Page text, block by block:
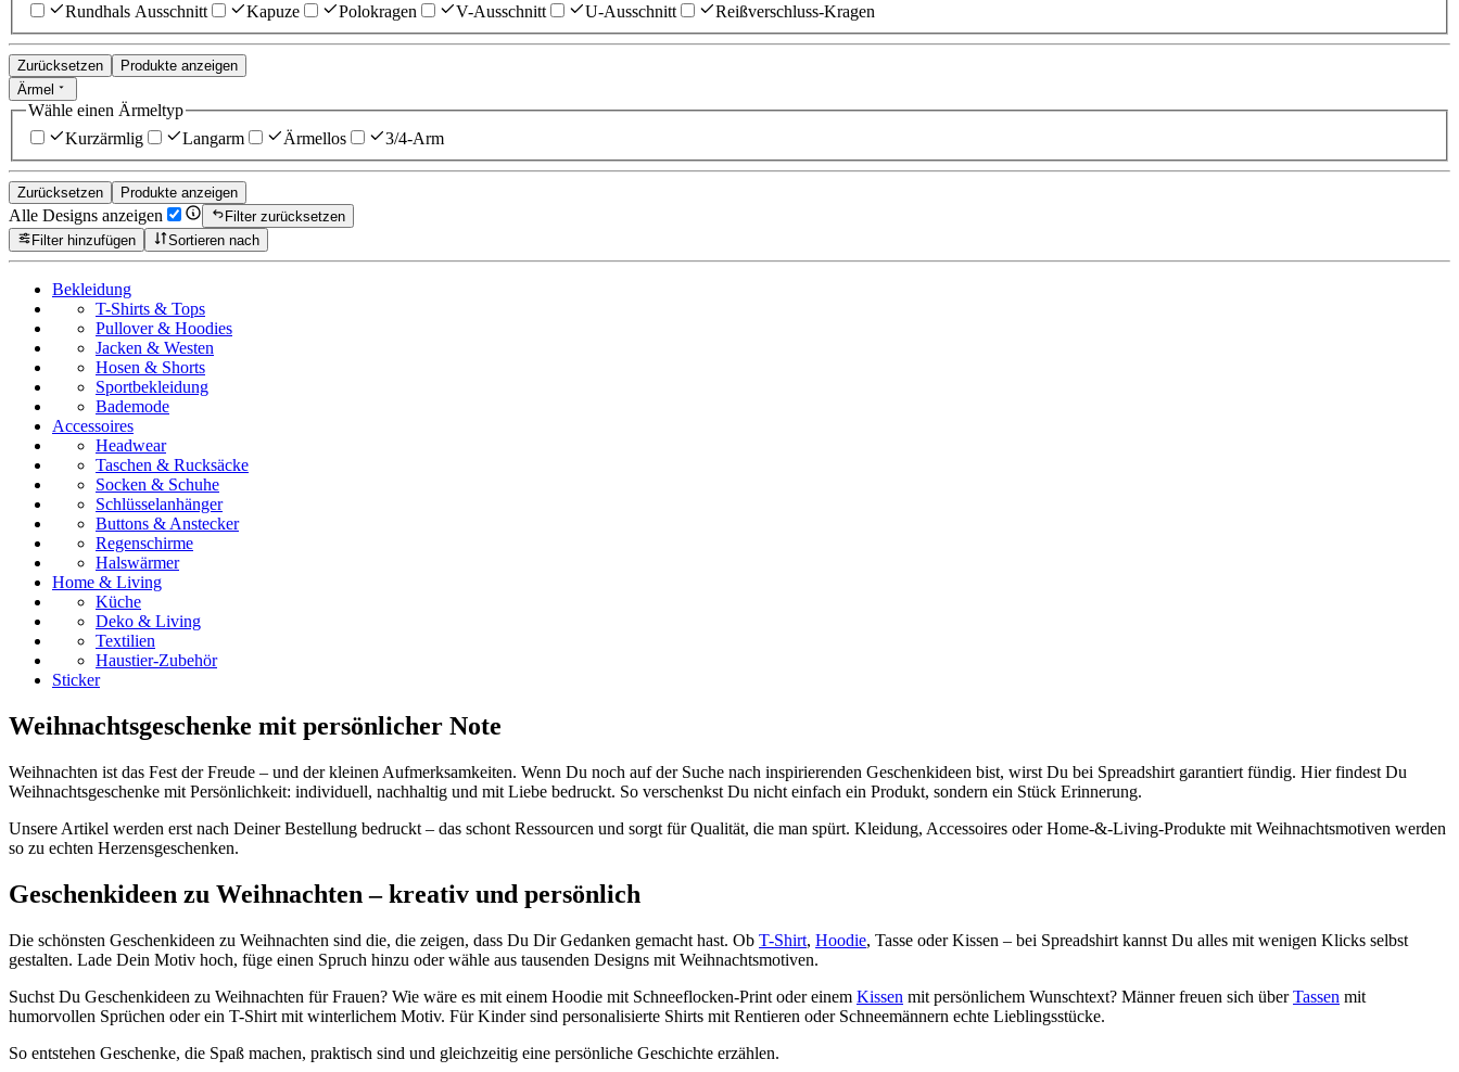
Rundhals Ausschnitt
Kapuze Polokragen V-Ausschnitt U-Ausschnitt Reißverschluss-Kragen
Zurücksetzen
Produkte anzeigen
Ärmel
Wähle einen Ärmeltyp
Kurzärmlig
Langarm Ärmellos 3/4-Arm
Zurücksetzen Produkte anzeigen
Alle Designs anzeigen
Filter zurücksetzen
Filter hinzufügen
Sortieren nach
Bekleidung
T-Shirts & Tops
Pullover & Hoodies
Jacken & Westen
Hosen & Shorts
Sportbekleidung
Bademode
Accessoires
Headwear
Taschen & Rucksäcke
Socken & Schuhe
Schlüsselanhänger
Buttons & Anstecker
Regenschirme
Halswärmer
Home & Living
Küche
Deko & Living
Textilien
Haustier-Zubehör
Sticker
Weihnachtsgeschenke mit persönlicher Note
Weihnachten ist das Fest der Freude – und der kleinen Aufmerksamkeiten. Wenn Du noch auf der Suche nach inspirierenden Geschenkideen bist, wirst Du bei Spreadshirt garantiert fündig. Hier findest Du
Weihnachtsgeschenke mit Persönlichkeit: individuell, nachhaltig und mit Liebe bedruckt. So verschenkst Du nicht einfach ein Produkt, sondern ein Stück Erinnerung.
Unsere Artikel werden erst nach Deiner Bestellung bedruckt – das schont Ressourcen und sorgt für Qualität, die man spürt. Kleidung, Accessoires oder Home-&-Living-Produkte mit Weihnachtsmotiven werden
so zu echten Herzensgeschenken.
Geschenkideen zu Weihnachten – kreativ und persönlich
Die schönsten Geschenkideen zu Weihnachten sind die, die zeigen, dass Du Dir Gedanken gemacht hast. Ob T-Shirt, Hoodie, Tasse oder Kissen – bei Spreadshirt kannst Du alles mit wenigen Klicks selbst
gestalten. Lade Dein Motiv hoch, füge einen Spruch hinzu oder wähle aus tausenden Designs mit Weihnachtsmotiven.
Suchst Du Geschenkideen zu Weihnachten für Frauen? Wie wäre es mit einem Hoodie mit Schneeflocken-Print oder einem Kissen mit persönlichem Wunschtext? Männer freuen sich überTassen mit
humorvollen Sprüchen oder ein T-Shirt mit winterlichem Motiv. Für Kinder sind personalisierte Shirts mit Rentieren oder Schneemännern echte Lieblingsstücke.
So entstehen Geschenke, die Spaß machen, praktisch sind und gleichzeitig eine persönliche Geschichte erzählen.